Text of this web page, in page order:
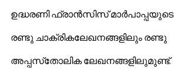
ഉദ്ധരണി ഫ്രാന്‍സിസ് മാര്‍പാപ്പയുടെ
രണ്ടു ചാക്രികലേഖനങ്ങളിലും രണ്ടു
അപ്പസ്‌തോലിക ലേഖനങ്ങളിലുമുണ്ട്.